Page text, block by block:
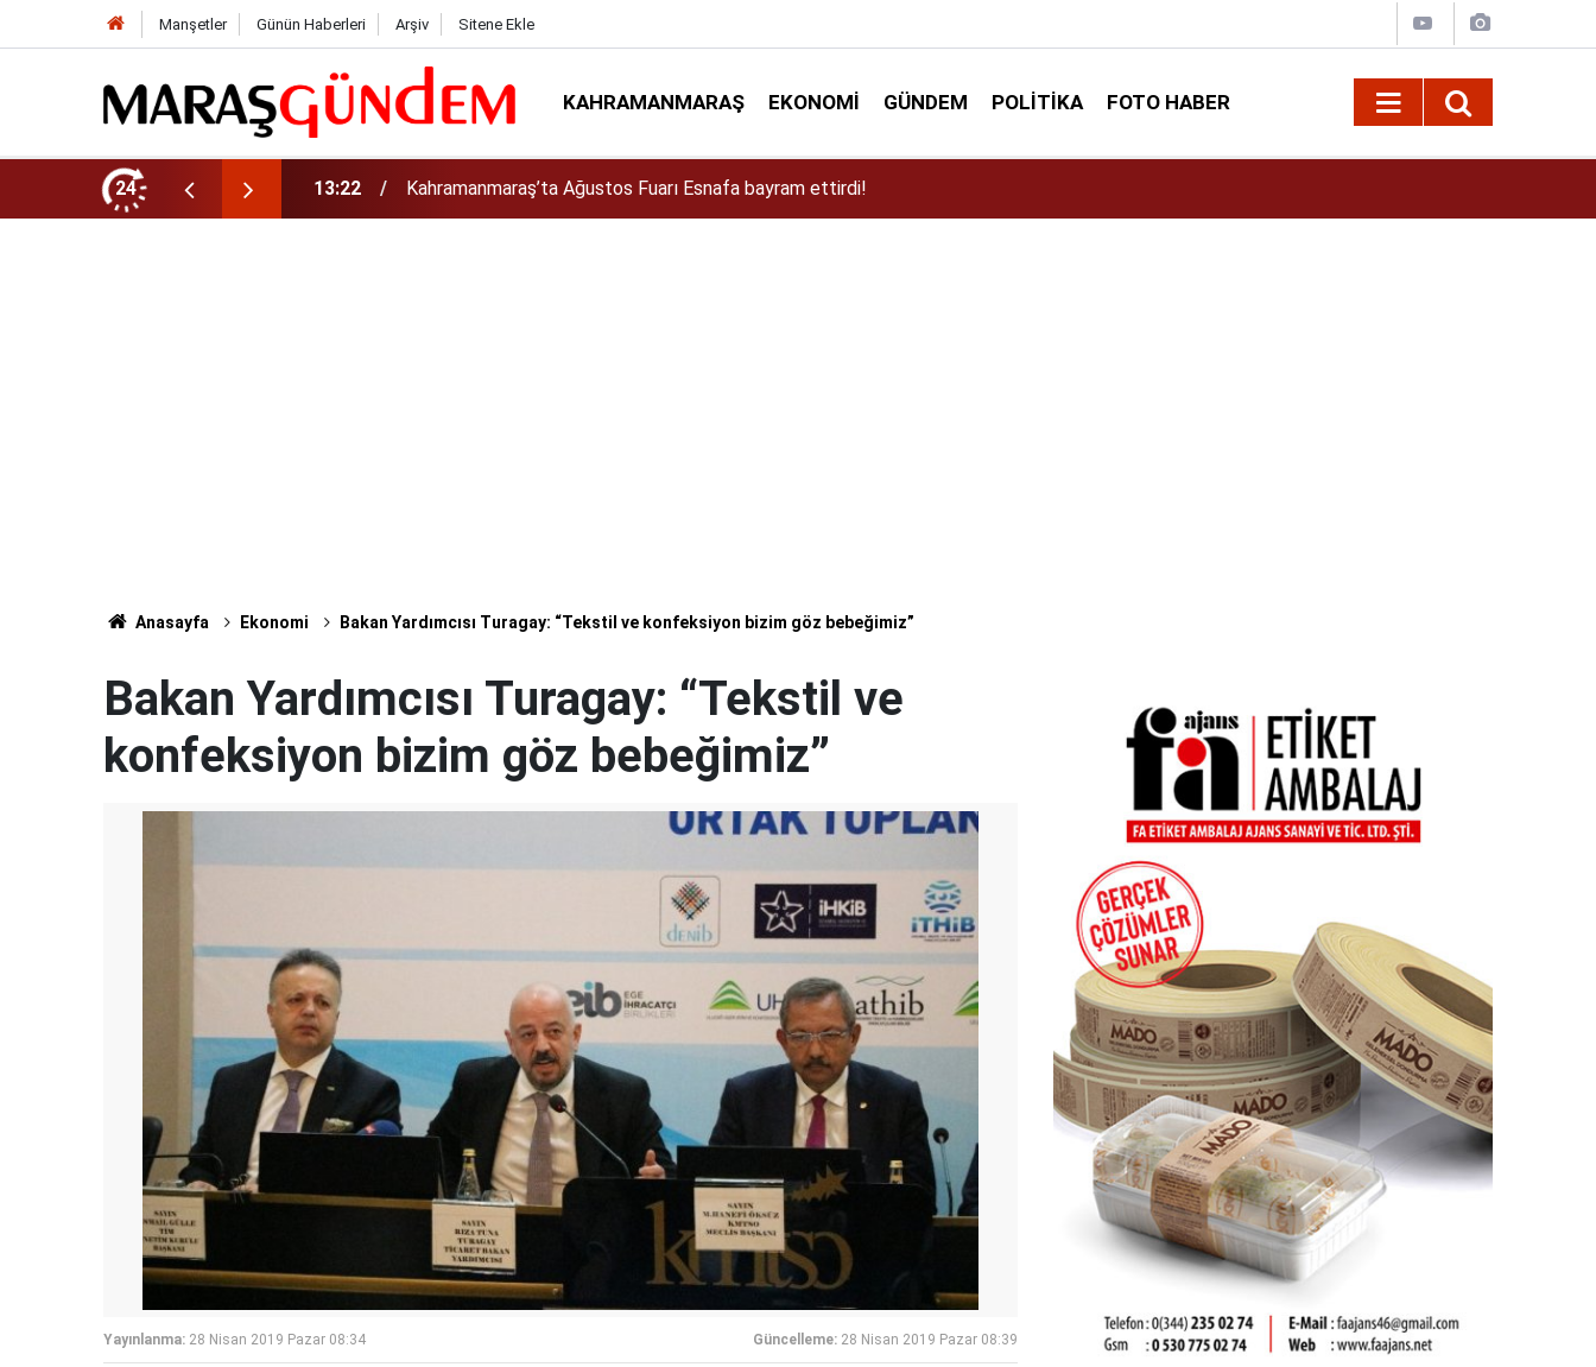
Manşetler Günün Haberleri Arşiv Sitene Ekle
KAHRAMANMARAŞ EKONOMI GÜNDEM POLITIKA FOTO HABER
24 13:17 Kahramanmaraş’ta Dulkadiroğlu Kırsalına 45 Milyonluk Yol Yatırımı!
Anasayfa Ekonomi Bakan Yardımcısı Turagay: “Tekstil ve konfeksiyon bizim göz bebeğimiz”
Bakan Yardımcısı Turagay: “Tekstil ve
konfeksiyon bizim göz bebeğimiz”
Yayınlanma: 28 Nisan 2019 Pazar 08:34 Güncelleme: 28 Nisan 2019 Pazar 08:39